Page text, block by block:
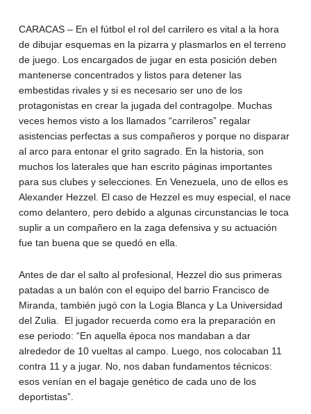
CARACAS – En el fútbol el rol del carrilero es vital a la hora
de dibujar esquemas en la pizarra y plasmarlos en el terreno
de juego. Los encargados de jugar en esta posición deben
mantenerse concentrados y listos para detener las
embestidas rivales y si es necesario ser uno de los
protagonistas en crear la jugada del contragolpe. Muchas
veces hemos visto a los llamados “carrileros” regalar
asistencias perfectas a sus compañeros y porque no disparar
al arco para entonar el grito sagrado. En la historia, son
muchos los laterales que han escrito páginas importantes
para sus clubes y selecciones. En Venezuela, uno de ellos es
Alexander Hezzel. El caso de Hezzel es muy especial, el nace
como delantero, pero debido a algunas circunstancias le toca
suplir a un compañero en la zaga defensiva y su actuación
fue tan buena que se quedó en ella.
Antes de dar el salto al profesional, Hezzel dio sus primeras
patadas a un balón con el equipo del barrio Francisco de
Miranda, también jugó con la Logia Blanca y La Universidad
del Zulia. El jugador recuerda como era la preparación en
ese periodo: “En aquella época nos mandaban a dar
alrededor de 10 vueltas al campo. Luego, nos colocaban 11
contra 11 y a jugar. No, nos daban fundamentos técnicos:
esos venían en el bagaje genético de cada uno de los
deportistas”.